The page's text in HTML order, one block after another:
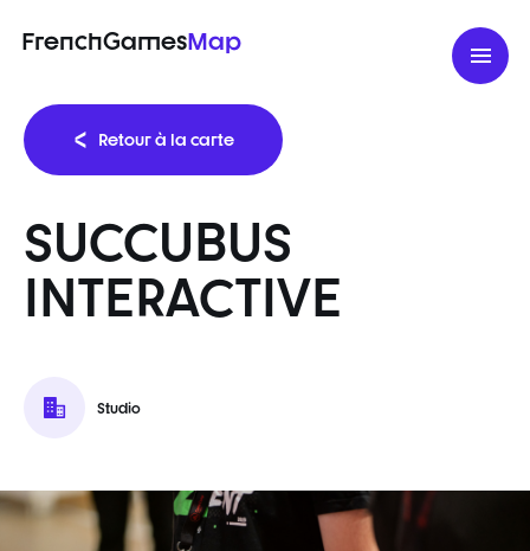
FrenchGamesMap
Retour à la carte
SUCCUBUS
INTERACTIVE
Studio